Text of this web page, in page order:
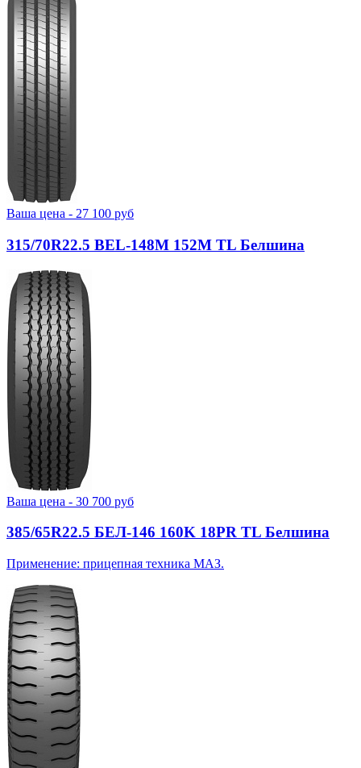
Ваша цена - 27 100 руб
315/70R22.5 BEL-148М 152M TL Белшина
Ваша цена - 30 700 руб
385/65R22.5 БЕЛ-146 160K 18PR TL Белшина
Применение: прицепная техника МАЗ.